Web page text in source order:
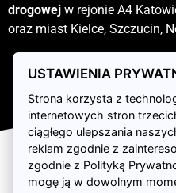
drogowej w rejonie A4
oraz miast Kielce, Szczucin,
Copyright © 2025.
USTAWIENIA
Strona korzysta z
internetowych stron
ciągłego ulepszania
reklam zgodnie z
zgodnie z Polityką
mogę ją w dowolnym